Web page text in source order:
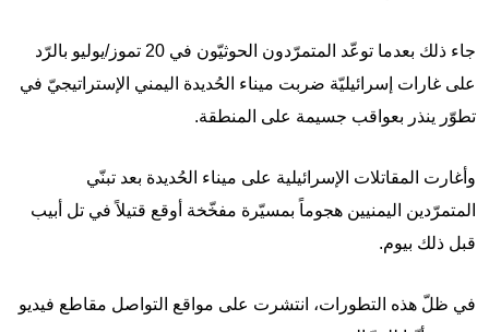
جاء ذلك بعدما توعّد المتمرّدون الحوثيّون في 20 تموز/يوليو بالرّد
على غارات إسرائيليّة ضربت ميناء الحُديدة اليمني الإستراتيجيّ في
تطوّر ينذر بعواقب جسيمة على المنطقة.
وأغارت المقاتلات الإسرائيلية على ميناء الحُديدة بعد تبنّي
المتمرّدين اليمنيين هجوماً بمسيّرة مفخّخة أوقع قتيلاً في تل أبيب
قبل ذلك بيوم.
في ظلّ هذه التطورات، انتشرت على مواقع التواصل مقاطع فيديو